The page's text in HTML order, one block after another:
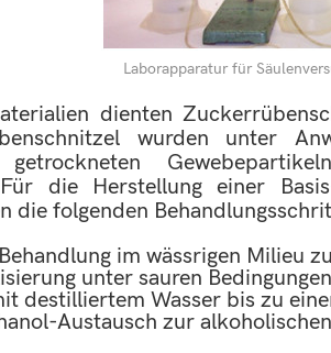
Laborapparatur für
dienten
wurden unter
getrockneten
die Herstellung einer
die folgenden
im wässrigen Milieu
unter sauren
destilliertem Wasser bis zu
Austausch zur